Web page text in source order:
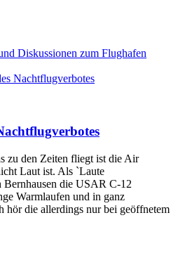
Diskussionen zum Flughafen
Nachtflugverbotes
zu den Zeiten fliegt ist die Air
Laut ist. Als `Laute
Bernhausen die USAR C-12
Warmlaufen und in ganz
hör die allerdings nur bei geöffnetem